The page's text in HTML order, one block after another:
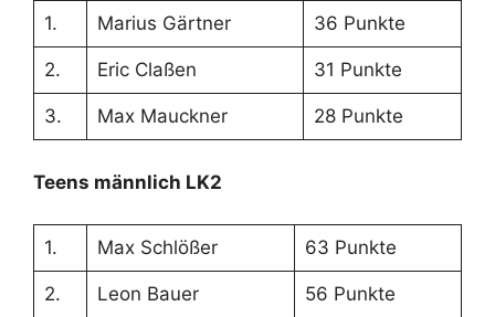
1. Marius Gärtner 36 Punkte
2. Eric Claßen 31 Punkte
3. Max Mauckner 28 Punkte
Teens männlich LK2
1. Max Schlößer 63 Punkte
2. Leon Bauer 56 Punkte